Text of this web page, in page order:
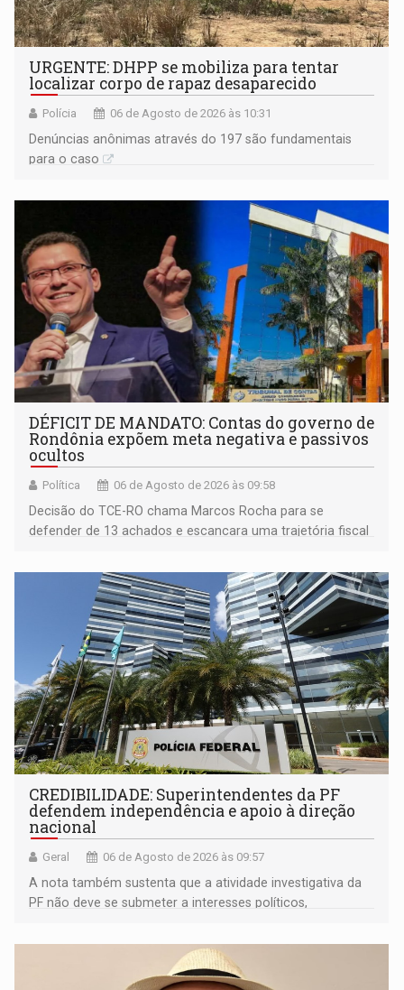
URGENTE: DHPP se mobiliza para tentar
localizar corpo de rapaz desaparecido
Polícia 06 de Agosto de 2026 às 10:31
Denúncias anônimas através do 197 são fundamentais
para o caso
DÉFICIT DE MANDATO: Contas do governo de
Rondônia expõem meta negativa e passivos
ocultos
Política 06 de Agosto de 2026 às 09:58
Decisão do TCE-RO chama Marcos Rocha para se
defender de 13 achados e escancara uma trajetória fiscal
mandato
CREDIBILIDADE: Superintendentes da PF
defendem independência e apoio à direção
nacional
Geral 06 de Agosto de 2026 às 09:57
A nota também sustenta que a atividade investigativa da
PF não deve se submeter a interesses políticos,